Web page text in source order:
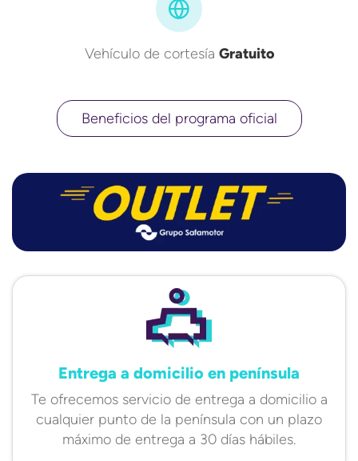
Vehículo de cortesía Gratuito
Beneficios del programa oficial
Entrega a domicilio en península
Te ofrecemos servicio de entrega a domicilio a
cualquier punto de la península con un plazo
máximo de entrega a 30 días hábiles.